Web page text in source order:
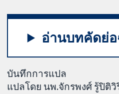
อ่านบทคัดย่
บันทึกการแปล
แปลโดย นพ.จักรพงศ์ รู้ปิติวิ